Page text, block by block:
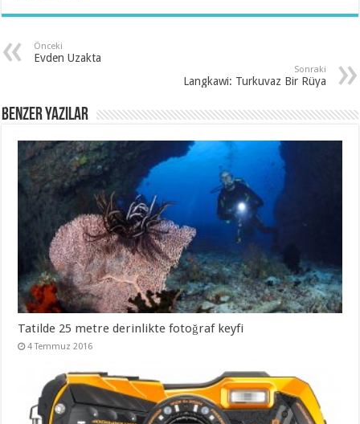
Önceki
Evden Uzakta
Sonraki
Langkawi: Turkuvaz Bir Rüya
Benzer Yazılar
Tatilde 25 metre derinlikte fotoğraf keyfi
4 Temmuz 2016